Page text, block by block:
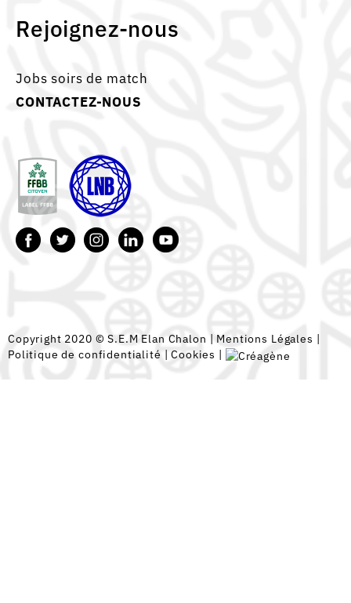
Rejoignez-nous
Jobs soirs de match
CONTACTEZ-NOUS
Copyright 2020 © S.E.M Elan Chalon | Mentions Légales |
Politique de confidentialité |Cookies |